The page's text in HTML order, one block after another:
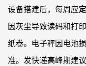
设备搭建后，每周应
因灰尘导致读码和打
纸卷。电子秤因电池
准。发快递高峰期建